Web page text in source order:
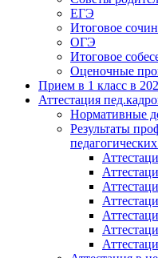
ЕГЭ
Итоговое
ОГЭ
Итоговое
Оценочные
Прием в 1 класс в
Аттестация
Нормативные
Результаты